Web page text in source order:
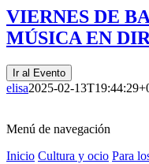
VIERNES DE
MÚSICA EN
Ir al Evento
elisa2025-02-
Menú de navegación
Inicio Cultura y ocio Para